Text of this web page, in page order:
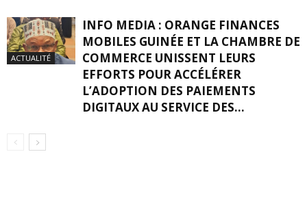
ACTUALITÉ
INFO MEDIA : ORANGE FINANCES
MOBILES GUINÉE ET LA CHAMBRE DE
COMMERCE UNISSENT LEURS
EFFORTS POUR ACCÉLÉRER
L’ADOPTION DES PAIEMENTS
DIGITAUX AU SERVICE DES...